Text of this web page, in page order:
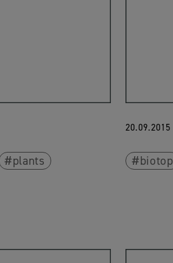
plants
20.09.2015
biotop